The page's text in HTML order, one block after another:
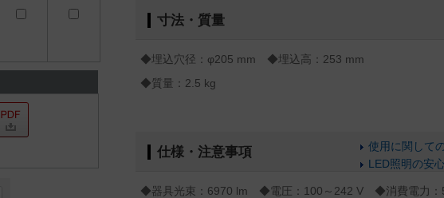
寸法・質量
◆埋込穴径：φ205 mm ◆埋込高：253 mm
◆質量：2.5 kg
仕様・注意事項
使用に関して
LED照明の安
◆器具光束：6970 lm ◆電圧：100～242 V ◆消費電力